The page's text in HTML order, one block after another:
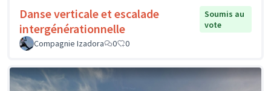
Danse verticale et escalade
intergénérationnelle
Soumis au
vote
Compagnie Izadora
0 0